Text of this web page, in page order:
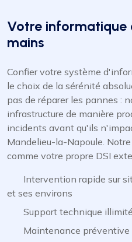
Votre informatique
mains
Confier votre système
le choix de la sérénité
pas de réparer les pannes :
infrastructure de manière
incidents avant qu'ils
Mandelieu-la-Napoule.
comme votre propre DSI
Intervention rapide sur
et ses environs
Support technique
Maintenance